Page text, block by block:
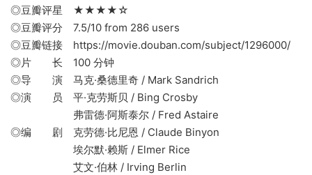
◎豆瓣评星 ★★★★☆
◎豆瓣评分 7.5/10 from 286 users
◎豆瓣链接 https://movie.douban.com/subject/1296000/
◎片 长 100 分钟
◎导 演 马克·桑德里奇 / Mark Sandrich
◎演 员 平·克劳斯贝 / Bing Crosby
弗雷德·阿斯泰尔 / Fred Astaire
◎编 剧 克劳德·比尼恩 / Claude Binyon
埃尔默·赖斯 / Elmer Rice
艾文·伯林 / Irving Berlin